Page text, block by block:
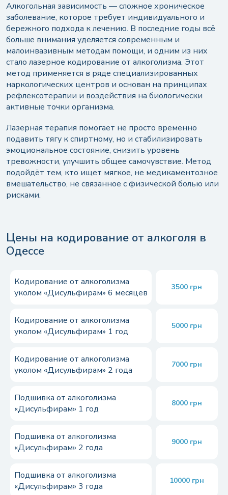
Преимущества лазерного лечения от
алкоголизма
Кому подходит кодировка лазером от
алкоголизма
Как проходит процедура лазерного
кодирования
Противопоказания для кодирования лазером
Почему важно проходить лечение в рамках
Преимущества лазерного кодирования в НЦ
«Аркадия»
Алкогольная зависимость — сложное хроническое
заболевание, которое требует индивидуального и
бережного подхода к лечению. В последние годы всё
больше внимания уделяется современным и
малоинвазивным методам помощи, и одним из них
стало лазерное кодирование от алкоголизма. Этот
метод применяется в ряде специализированных
наркологических центров и основан на принципах
рефлексотерапии и воздействия на биологически
активные точки организма.
Лазерная терапия помогает не просто временно
подавить тягу к спиртному, но и стабилизировать
эмоциональное состояние, снизить уровень
тревожности, улучшить общее самочувствие. Метод
подойдёт тем, кто ищет мягкое, не медикаментозное
вмешательство, не связанное с физической болью или
рисками.
Цены на кодирование от алкоголя в
Одессе
Кодирование от алкоголизма
уколом «Дисульфирам» 6 месяцев
3500 грн
Кодирование от алкоголизма
уколом «Дисульфирам» 1 год
5000 грн
Кодирование от алкоголизма
уколом «Дисульфирам» 2 года
7000 грн
Подшивка от алкоголизма
«Дисульфирам» 1 год
8000 грн
Подшивка от алкоголизма
«Дисульфирам» 2 года
9000 грн
Подшивка от алкоголизма
«Дисульфирам» 3 года
10000 грн